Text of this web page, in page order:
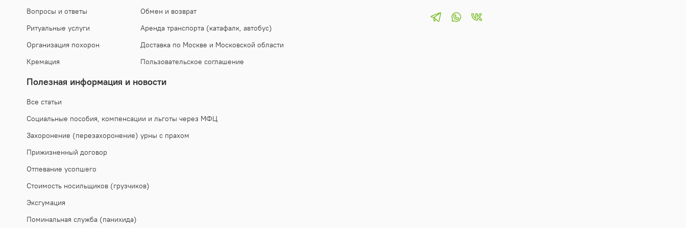
Вопросы и ответы
Ритуальные услуги
Организация похорон
Кремация
Обмен и возврат
Аренда транспорта (катафалк, автобус)
Доставка по Москве и Московской области
Пользовательское соглашение
Полезная информация и новости
Все статьи
Социальные пособия, компенсации и льготы через МФЦ
Захоронение (перезахоронение) урны с прахом
Прижизненный договор
Отпевание усопшего
Стоимость носильщиков (грузчиков)
Эксгумация
Поминальная служба (панихида)